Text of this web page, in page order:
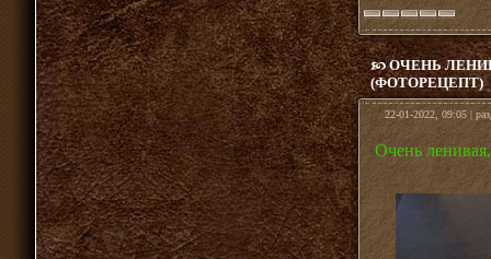
ОЧЕНЬ
(ФОТОРЕЦЕПТ)
22-01-2022, 09:05 |
Очень